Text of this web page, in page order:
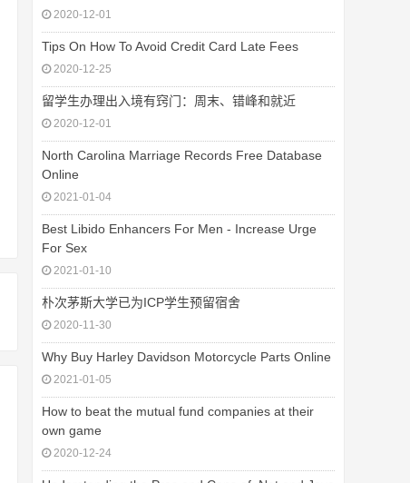
2020-12-01
Tips On How To Avoid Credit Card Late Fees
2020-12-25
留学生办理出入境有窍门：周末、错峰和就近
2020-12-01
North Carolina Marriage Records Free Database
Online
2021-01-04
Best Libido Enhancers For Men - Increase Urge
For Sex
2021-01-10
朴次茅斯大学已为ICP学生预留宿舍
2020-11-30
Why Buy Harley Davidson Motorcycle Parts Online
2021-01-05
How to beat the mutual fund companies at their
own game
2020-12-24